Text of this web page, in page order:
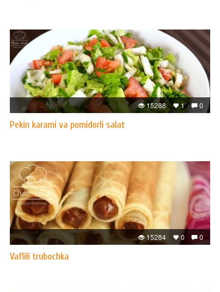
0
1
15288
Pekin karami va pomidorli salat
0
0
15284
Vaflili trubochka